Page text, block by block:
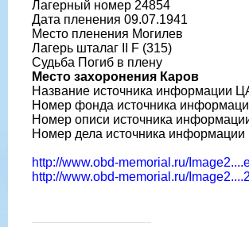
Лагерный номер 24854
Дата пленения 09.07.1941
Место пленения Могилев
Лагерь шталаг II F (315)
Судьба Погиб в плену
Место захоронения Каров
Название источника информации
Номер фонда источника
Номер описи источника
Номер дела источника информации
http://www.obd-memorial.ru/
http://www.obd-memorial.ru/